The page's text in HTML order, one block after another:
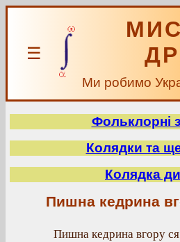
☰
Ми робимо
Фольклорні
Колядки та
Колядка
Пишна кедрина
Пишна кедрина вгору